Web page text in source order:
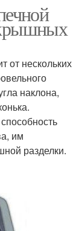
от нескольких
наклона,
им
разделки.